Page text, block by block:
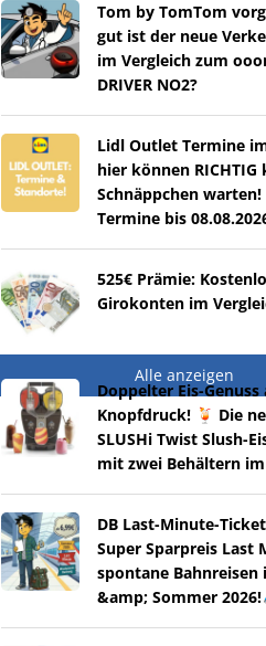
Tom by TomTom
gut ist der neue
im Vergleich zum
DRIVER NO2?
Lidl Outlet Termine
hier können RICHTIG
Schnäppchen
Termine bis
525€ Prämie:
Girokonten im
Alle anzeigen
Doppelter Eis-Genuss
Knopfdruck! 🍹 Die
SLUSHi Twist Slush-
mit zwei Behältern
DB Last-Minute-
Super Sparpreis Last
spontane Bahnreisen
&amp; Sommer